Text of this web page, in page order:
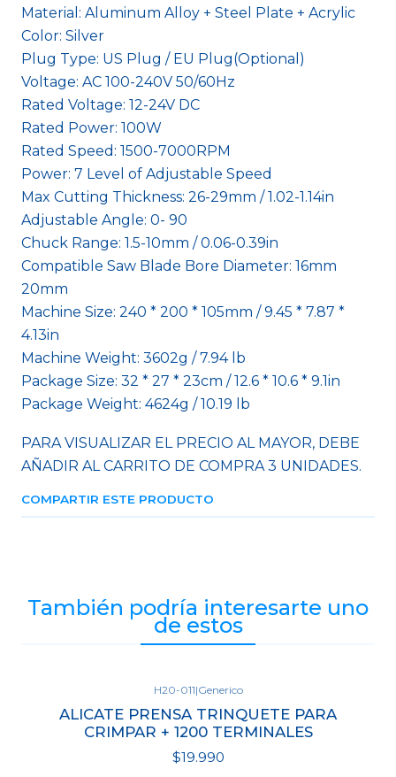
Material: Aluminum Alloy + Steel Plate + Acrylic
Color: Silver
Plug Type: US Plug / EU Plug(Optional)
Voltage: AC 100-240V 50/60Hz
Rated Voltage: 12-24V DC
Rated Power: 100W
Rated Speed: 1500-7000RPM
Power: 7 Level of Adjustable Speed
Max Cutting Thickness: 26-29mm / 1.02-1.14in
Adjustable Angle: 0- 90
Chuck Range: 1.5-10mm / 0.06-0.39in
Compatible Saw Blade Bore Diameter: 16mm
20mm
Machine Size: 240 * 200 * 105mm / 9.45 * 7.87 *
4.13in
Machine Weight: 3602g / 7.94 lb
Package Size: 32 * 27 * 23cm / 12.6 * 10.6 * 9.1in
Package Weight: 4624g / 10.19 lb
PARA VISUALIZAR EL PRECIO AL MAYOR, DEBE
AÑADIR AL CARRITO DE COMPRA 3 UNIDADES.
COMPARTIR ESTE PRODUCTO
También podría interesarte uno
de estos
H20-011|Generico
ALICATE PRENSA TRINQUETE PARA
CRIMPAR + 1200 TERMINALES
$19.990